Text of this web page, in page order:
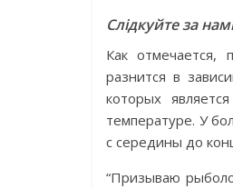
Слідкуйте за
Как отмечается,
разнится в
которых
температуре. У
с середины до
“Призываю